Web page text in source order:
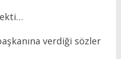
verdiği sözler